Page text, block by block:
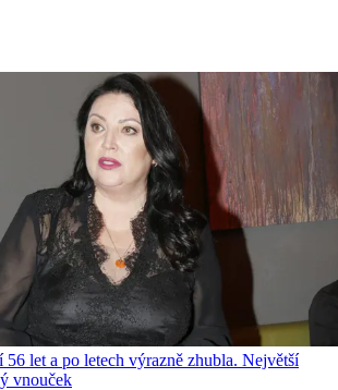
56 let a po letech výrazně zhubla. Největší
vnouček